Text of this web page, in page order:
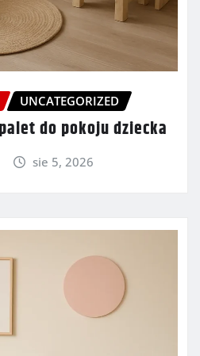
UNCATEGORIZED
do pokoju dziecka
sie 5, 2026